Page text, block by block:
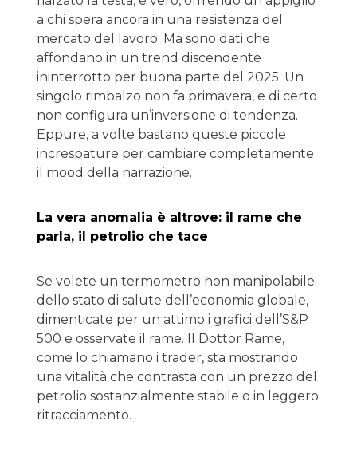
a chi spera ancora in una resistenza del
mercato del lavoro. Ma sono dati che
affondano in un trend discendente
ininterrotto per buona parte del 2025. Un
singolo rimbalzo non fa primavera, e di certo
non configura un’inversione di tendenza.
Eppure, a volte bastano queste piccole
increspature per cambiare completamente
il mood della narrazione.
La vera anomalia è altrove: il rame che
parla, il petrolio che tace
Se volete un termometro non manipolabile
dello stato di salute dell’economia globale,
dimenticate per un attimo i grafici dell’S&P
500 e osservate il rame. Il Dottor Rame,
come lo chiamano i trader, sta mostrando
una vitalità che contrasta con un prezzo del
petrolio sostanzialmente stabile o in leggero
ritracciamento.